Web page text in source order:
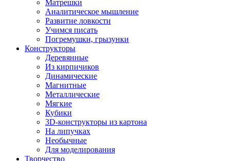
Матрешки
Аналитическое мышление
Развитие ловкости
Учимся писать
Погремушки, грызунки
Конструкторы
Деревянные
Из кирпичиков
Динамические
Магнитные
Металлические
Мягкие
Кубики
3D-конструкторы из картона
На липучках
Необычные
Для моделирования
Творчество